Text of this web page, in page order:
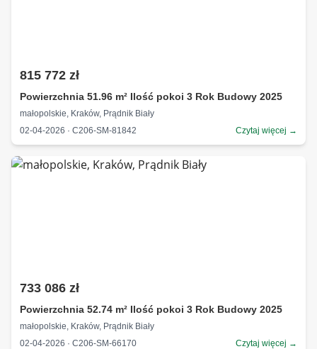
815 772 zł
Powierzchnia 51.96 m² Ilość pokoi 3 Rok Budowy 2025
małopolskie, Kraków, Prądnik Biały
02-04-2026 · C206-SM-81842
Czytaj więcej →
733 086 zł
Powierzchnia 52.74 m² Ilość pokoi 3 Rok Budowy 2025
małopolskie, Kraków, Prądnik Biały
02-04-2026 · C206-SM-66170
Czytaj więcej →